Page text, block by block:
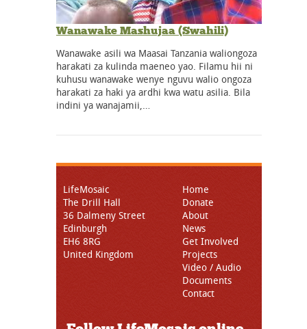
Wanawake Mashujaa (Swahili)
Wanawake asili wa Maasai Tanzania waliongoza
harakati za kulinda maeneo yao. Filamu hii ni
kuhusu wanawake wenye nguvu walio ongoza
harakati za haki ya ardhi kwa watu asilia. Bila
indini ya wanajamii,…
LifeMosaic
The Drill Hall
36 Dalmeny Street
Edinburgh
EH6 8RG
United Kingdom
Home
Donate
About
News
Get Involved
Projects
Video / Audio
Documents
Contact